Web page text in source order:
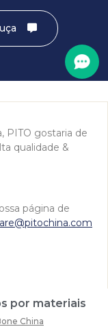
PITO gostaria de
qualidade &
página de
por materiais
China